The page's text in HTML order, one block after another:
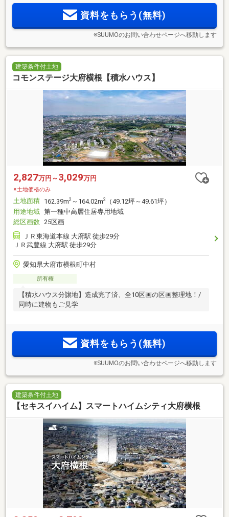
資料をもらう(無料)
※SUUMOのお問い合わせページへ移動します
建築条件付土地
コモンステージ大府横根【積水ハウス】
2,827万円～ 3,029万円
※土地価格のみ
土地面積 162.39m2 ～164.02m2
（49.12坪～49.61坪）
用途地域 第一種中高層住居専用地域
総区画数 25区画
ＪＲ東海道本線 大府駅 徒歩29分
ＪＲ武豊線 大府駅 徒歩29分
愛知県大府市横根町中村
所有権
【積水ハウス分譲地】造成完了済、全10区画の区画整理地！/
同時に建物もご見学
資料をもらう(無料)
※SUUMOのお問い合わせページへ移動します
建築条件付土地
【セキスイハイム】スマートハイムシティ大府横根